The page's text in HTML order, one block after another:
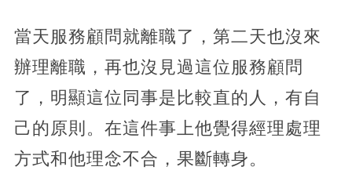
當天服務顧問就離職了，第二天也沒來
辦理離職，再也沒見過這位服務顧問
了，明顯這位同事是比較直的人，有自
己的原則。在這件事上他覺得經理處理
方式和他理念不合，果斷轉身。